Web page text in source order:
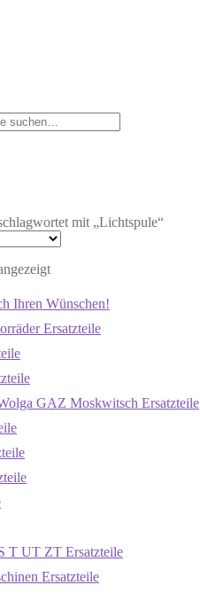
mit „Lichtspule“
Ihren Wünschen!
Ersatzteile
GAZ Moskwitsch Ersatzteile
T UT ZT Ersatzteile
Ersatzteile